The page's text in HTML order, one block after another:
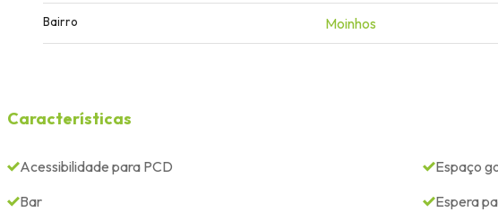
Bairro Moinhos
Características
Acessibilidade para PCD
Bar
Espaço
Espera